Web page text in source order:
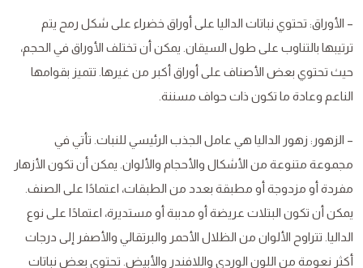
– الأوراق: تحتوي نباتات الداليا على أوراق خضراء على شكل رمح يتم
ترتيبها بالتناوب على طول السيقان. يمكن أن تختلف الأوراق في الحجم،
حيث تحتوي بعض الأصناف على أوراق أكبر من غيرها. تتميز بقوامها
الناعم وعادة ما تكون ذات حواف مسننة.
– الزهور: زهور الداليا هي عامل الجذب الرئيسي للنبات. تأتي في
مجموعة متنوعة من الأشكال والأحجام والألوان. يمكن أن تكون الأزهار
مفردة أو مزدوجة أو مطبقة بعدد من الطبقات، اعتمادًا على الصنف.
يمكن أن تكون البتلات عريضة أو مدببة أو مستديرة، اعتمادًا على نوع
الداليا. تتراوح الألوان من الظلال الأحمر والبرتقالي والأصفر إلى درجات
أكثر نعومة من اللون الوردي واللافندر والأبيض. تحتوي بعض نباتات